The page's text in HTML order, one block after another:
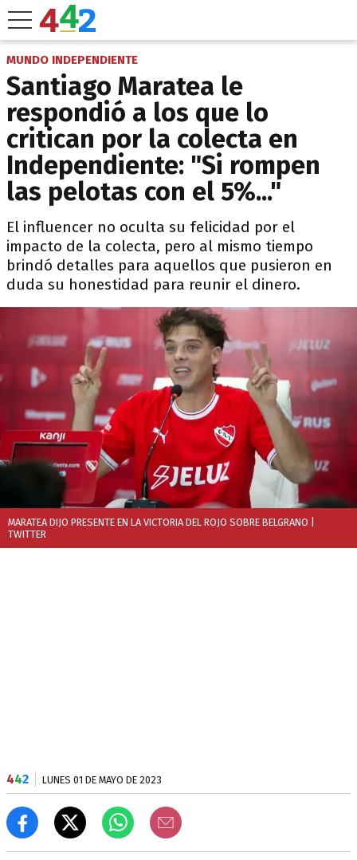
MUNDO INDEPENDIENTE
Santiago Maratea le
respondió a los que lo
critican por la colecta en
Independiente: "Si rompen
las pelotas con el 5%..."
El influencer no oculta su felicidad por el
impacto de la colecta, pero al mismo tiempo
brindó detalles para aquellos que pusieron en
duda su honestidad para reunir el dinero.
MARATEA DIJO PRESENTE EN LA VICTORIA DEL ROJO SOBRE BELGRANO
TWITTER
442 LUNES 01 DE MAYO DE 2023